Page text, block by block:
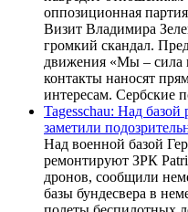
оппозиционная
Визит Владимира
громкий скандал.
движения «Мы – сила
контакты наносят
интересам.
Tagesschau: Над
заметили
Над военной базой
ремонтируют ЗРК
дронов, сообщили
базы бундесвера в